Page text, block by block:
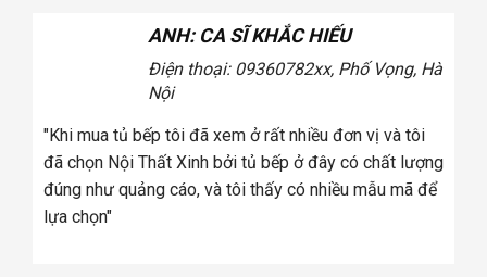
ANH: CA SĨ KHẮC HIẾU
Điện thoại: 09360782xx, Phố Vọng, Hà
Nội
"Khi mua tủ bếp tôi đã xem ở rất nhiều đơn vị và tôi
đã chọn Nội Thất Xinh bởi tủ bếp ở đây có chất lượng
đúng như quảng cáo, và tôi thấy có nhiều mẫu mã để
lựa chọn"